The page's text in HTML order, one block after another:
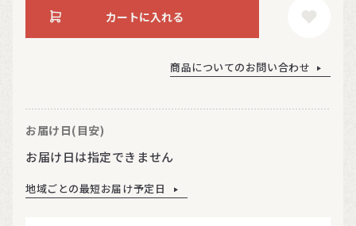
カートに入れる
商品についてのお問い合わせ
お届け日(目安)
お届け日は指定できません
地域ごとの最短お届け予定日